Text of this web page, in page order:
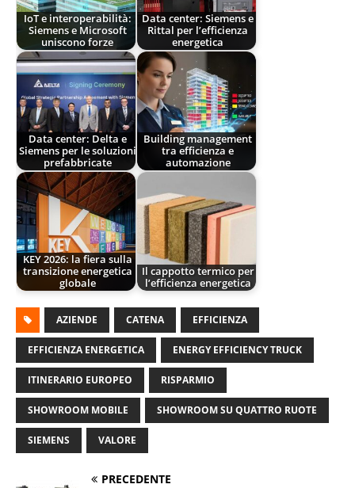
IoT e interoperabilità:
Siemens e Microsoft
uniscono forze
Data center: Siemens e
Rittal per l’efficienza
energetica
Data center: Delta e
Siemens per le soluzioni
prefabbricate
Building management
tra efficienza e
automazione
KEY 2026: la fiera sulla
transizione energetica
globale
Il cappotto termico per
l’efficienza energetica
AZIENDE CATENA EFFICIENZA
EFFICIENZA ENERGETICA ENERGY EFFICIENCY TRUCK
ITINERARIO EUROPEO RISPARMIO
SHOWROOM MOBILE SHOWROOM SU QUATTRO RUOTE
SIEMENS VALORE
PRECEDENTE